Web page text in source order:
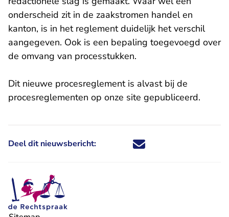
onderscheid zit in de zaakstromen handel en
kanton, is in het reglement duidelijk het verschil
aangegeven. Ook is een bepaling toegevoegd over
de omvang van processtukken.
Dit nieuwe procesreglement is alvast bij de
procesreglementen op onze site gepubliceerd.
Deel dit nieuwsbericht: Deel dit nieuwsbericht via X -
Deel dit nieuwsbericht via
Deel dit nieuwsbericht
Deel dit